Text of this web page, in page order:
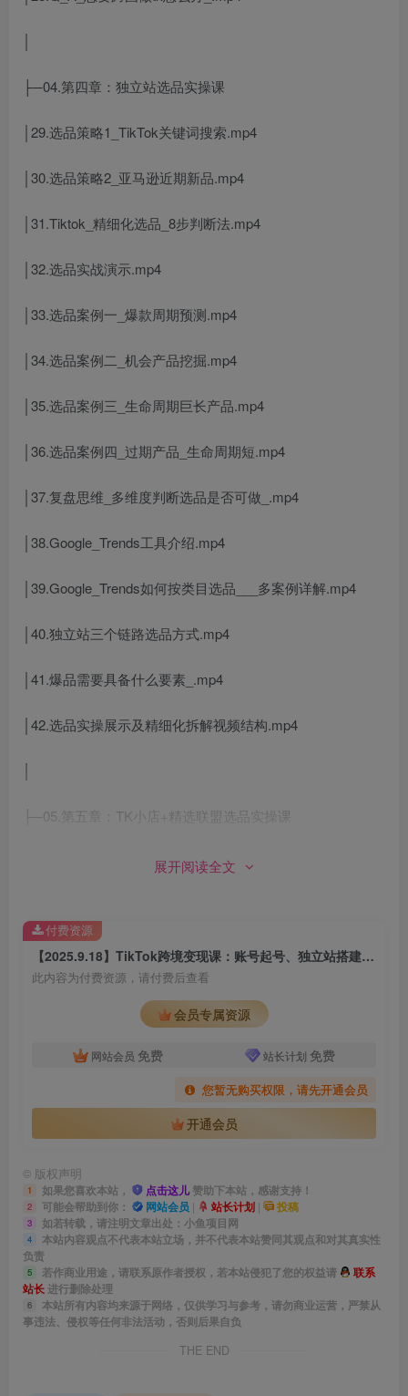
├─04.第四章：独立站选品实操课
│29.选品策略1_TikTok关键词搜索.mp4
│30.选品策略2_亚马逊近期新品.mp4
│31.Tiktok_精细化选品_8步判断法.mp4
│32.选品实战演示.mp4
│33.选品案例一_爆款周期预测.mp4
│34.选品案例二_机会产品挖掘.mp4
│35.选品案例三_生命周期巨长产品.mp4
│36.选品案例四_过期产品_生命周期短.mp4
│37.复盘思维_多维度判断选品是否可做_.mp4
│38.Google_Trends工具介绍.mp4
│39.Google_Trends如何按类目选品___多案例详解.mp4
│40.独立站三个链路选品方式.mp4
│41.爆品需要具备什么要素_.mp4
│42.选品实操展示及精细化拆解视频结构.mp4
├─05.第五章：TK小店+精选联盟选品实操课
│43.TK小店商城多类目选品分析.mp4
│45.精选联盟广场模块功能介绍.mp4
│46.精选联盟基础选品逻辑.mp4
├─06.第六章：Shopify独立站建站实操课
│47.1_1_指纹浏览器ads_power的下载和配置.mp4
│48.1_2_域名购买与链接.mp4
│49.1_3_免费logo制作网站.mp4
│50.1_4_后台设置介绍.mp4
│51.1_5_产品上架与产品系列新增.mp4
展开阅读全文
【2025.9.18】TikTok跨境变现课：账号起号、独立站搭建、投流优化，30天实现月入10w美金
此内容为付费资源，请付费后查看
会员专属资源
网站会员 免费 站长计划 免费
您暂无购买权限，请先开通会员
开通会员
付费资源
© 版权声明
1 如果您喜欢本站， 点击这儿赞助下本站，感谢支持！
2 可能会帮助到你： 网站会员 | 站长计划 | 投稿
3 如若转载，请注明文章出处：小鱼项目网
4
本站内容观点不代表本站立场，并不代表本站赞同其观点和对其真实性
负责
5 若作商业用途，请联系原作者授权，若本站侵犯了您的权益请
联系
站长进行删除处理
6
本站所有内容均来源于网络，仅供学习与参考，请勿商业运营，严禁从
事违法、侵权等任何非法活动，否则后果自负
THE END